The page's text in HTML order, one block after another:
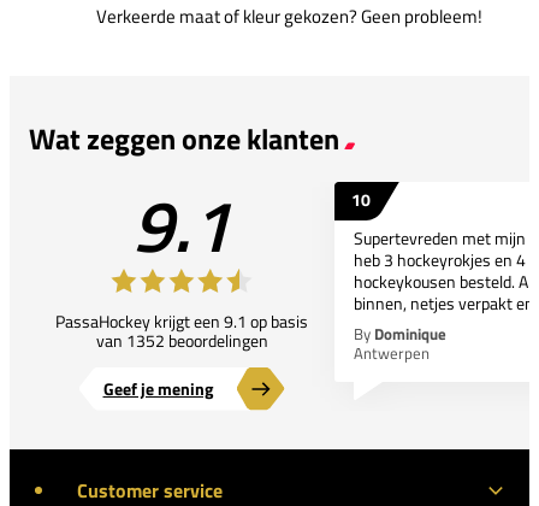
Verkeerde maat of kleur gekozen? Geen probleem!
Wat zeggen onze klanten
9.1
PassaHockey krijgt een 9.1 op basis
van 1352 beoordelingen
Geef je mening
10
Supertevreden met mijn
heb 3 hockeyrokjes en 4
hockeykousen besteld.
binnen, netjes verpakt
By Dominique
Antwerpen
Customer service